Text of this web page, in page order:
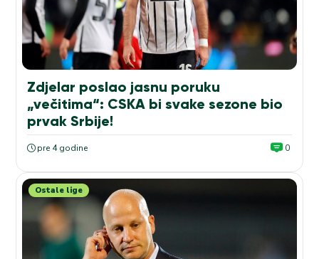
Zdjelar poslao jasnu poruku
„večitima“: CSKA bi svake sezone bio
prvak Srbije!
pre 4 godine 0
Ostale lige